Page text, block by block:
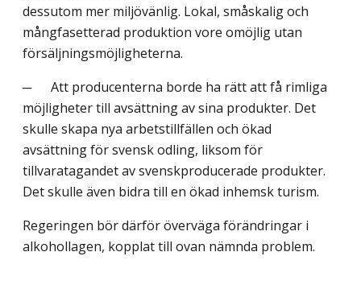
dessutom mer miljövänlig. Lokal, småskalig och
mångfasetterad produktion vore omöjlig utan
försäljningsmöjligheterna.
─ Att producenterna borde ha rätt att få rimliga
möjligheter till avsättning av sina produkter. Det
skulle skapa nya arbetstillfällen och ökad
avsättning för svensk odling, liksom för
tillvaratagandet av svenskproducerade produkter.
Det skulle även bidra till en ökad inhemsk turism.
Regeringen bör därför överväga förändringar i
alkohollagen, kopplat till ovan nämnda problem.